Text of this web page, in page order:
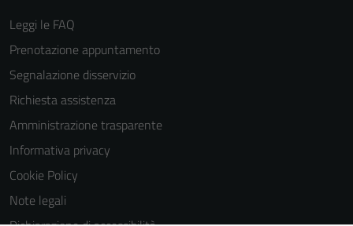
Leggi le FAQ
Prenotazione appuntamento
Segnalazione disservizio
Richiesta assistenza
Amministrazione trasparente
Informativa privacy
Cookie Policy
Note legali